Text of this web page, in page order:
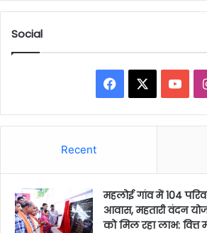
Social
Facebook
Recent
महलोई गांव में 104
आवास, महतारी वंदन
को मिल रहा लाभ: वित्त